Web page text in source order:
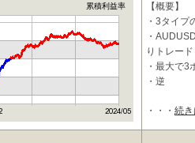
累積利益率
【概要】
・3タイ
・
りトレー
・最大で3
・逆
・・・ 続